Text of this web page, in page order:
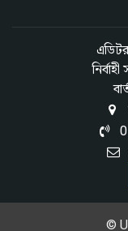
©